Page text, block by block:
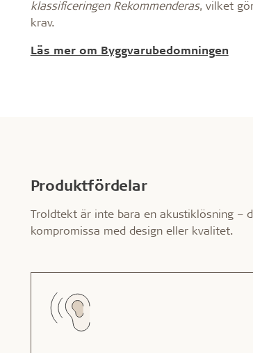
klassificeringen Rekommenderas, vilket
krav.
Läs mer om Byggvarubedomningen
Produktfördelar
Troldtekt är inte bara en akustiklösning
kompromissa med design eller kvalitet.